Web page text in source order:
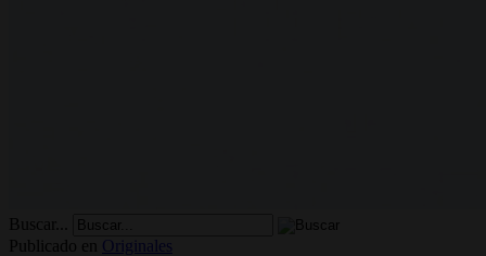
Buscar...
Publicado en
Originales